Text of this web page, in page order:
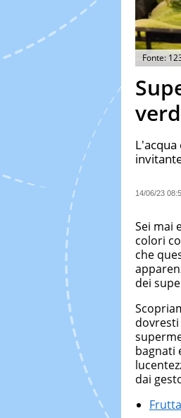
Fonte:
14/06/23
Sei mai
colori
che
dei
bagnati
dai